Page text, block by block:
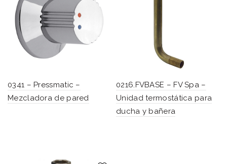
0341 – Pressmatic –
Mezcladora de pared
0216.FVBASE – FV Spa –
Unidad termostática para
ducha y bañera